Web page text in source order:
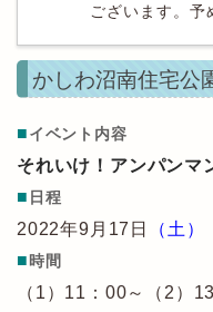
ございます。予
かしわ沼南住宅公
■イベント内容
それいけ！アンパンマ
■ 日程
2022年9月17日
（土）
■時間
（1）11：00～（2）